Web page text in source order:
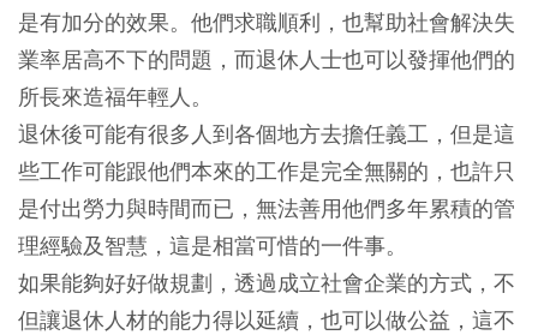
是有加分的效果。他們求職順利，也幫助社會解決失
業率居高不下的問題，而退休人士也可以發揮他們的
所長來造福年輕人。
退休後可能有很多人到各個地方去擔任義工，但是這
些工作可能跟他們本來的工作是完全無關的，也許只
是付出勞力與時間而已，無法善用他們多年累積的管
理經驗及智慧，這是相當可惜的一件事。
如果能夠好好做規劃，透過成立社會企業的方式，不
但讓退休人材的能力得以延續，也可以做公益，這不